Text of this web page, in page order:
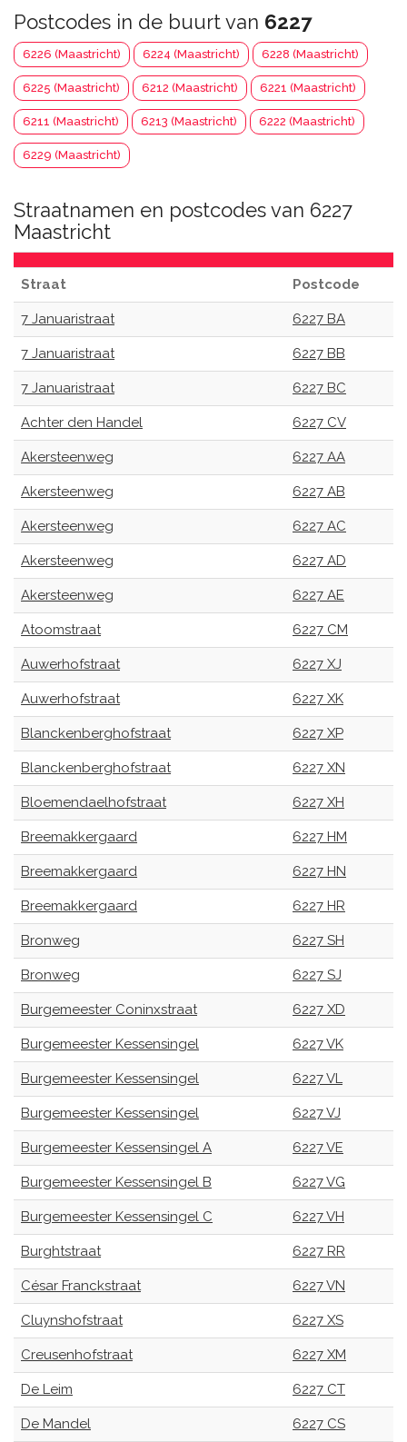
Postcodes in de buurt van 6227
6226 (Maastricht) 6224 (Maastricht) 6228 (Maastricht)
6225 (Maastricht) 6212 (Maastricht) 6221 (Maastricht)
6211 (Maastricht) 6213 (Maastricht) 6222 (Maastricht)
6229 (Maastricht)
Straatnamen en postcodes van 6227
Maastricht
Straat Postcode
7 Januaristraat 6227 BA
7 Januaristraat 6227 BB
7 Januaristraat 6227 BC
Achter den Handel 6227 CV
Akersteenweg 6227 AA
Akersteenweg 6227 AB
Akersteenweg 6227 AC
Akersteenweg 6227 AD
Akersteenweg 6227 AE
Atoomstraat 6227 CM
Auwerhofstraat 6227 XJ
Auwerhofstraat 6227 XK
Blanckenberghofstraat 6227 XP
Blanckenberghofstraat 6227 XN
Bloemendaelhofstraat 6227 XH
Breemakkergaard 6227 HM
Breemakkergaard 6227 HN
Breemakkergaard 6227 HR
Bronweg 6227 SH
Bronweg 6227 SJ
Burgemeester Coninxstraat 6227 XD
Burgemeester Kessensingel 6227 VK
Burgemeester Kessensingel 6227 VL
Burgemeester Kessensingel 6227 VJ
Burgemeester Kessensingel A 6227 VE
Burgemeester Kessensingel B 6227 VG
Burgemeester Kessensingel C 6227 VH
Burghtstraat 6227 RR
César Franckstraat 6227 VN
Cluynshofstraat 6227 XS
Creusenhofstraat 6227 XM
De Leim 6227 CT
De Mandel 6227 CS